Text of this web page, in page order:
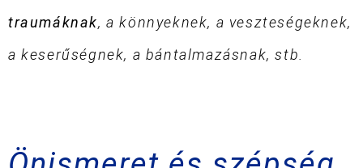
traumáknak, a könnyeknek, a veszteségeknek,
a keserűségnek, a bántalmazásnak, stb.